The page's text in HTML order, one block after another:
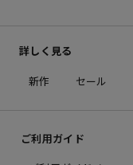
詳しく見る
新作 セール
ご利用ガイド